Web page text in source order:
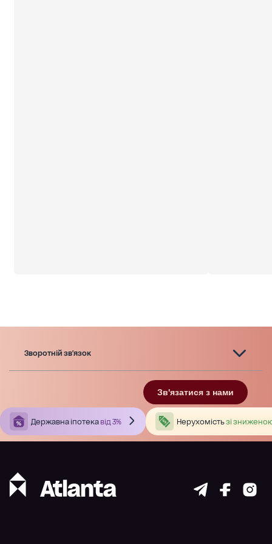
Зворотній зв'язок
Зв'язатися з нами
Державна іпотека від 3% Нерухомістьзі